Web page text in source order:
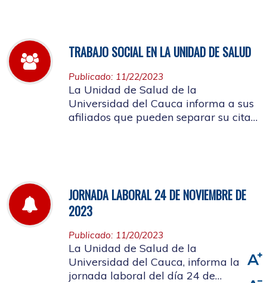
TRABAJO SOCIAL EN LA UNIDAD DE SALUD
Publicado: 11/22/2023
La Unidad de Salud de la
Universidad del Cauca informa a sus
afiliados que pueden separar su cita
JORNADA LABORAL 24 DE NOVIEMBRE DE
2023
Publicado: 11/20/2023
La Unidad de Salud de la
Universidad del Cauca, informa la
jornada laboral del día 24 de